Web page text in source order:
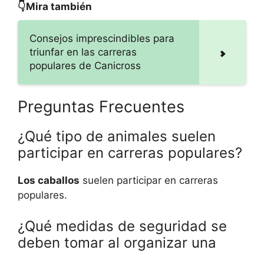
👇Mira también
Consejos imprescindibles para
triunfar en las carreras
populares de Canicross
Preguntas Frecuentes
¿Qué tipo de animales suelen
participar en carreras populares?
Los caballos suelen participar en carreras
populares.
¿Qué medidas de seguridad se
deben tomar al organizar una